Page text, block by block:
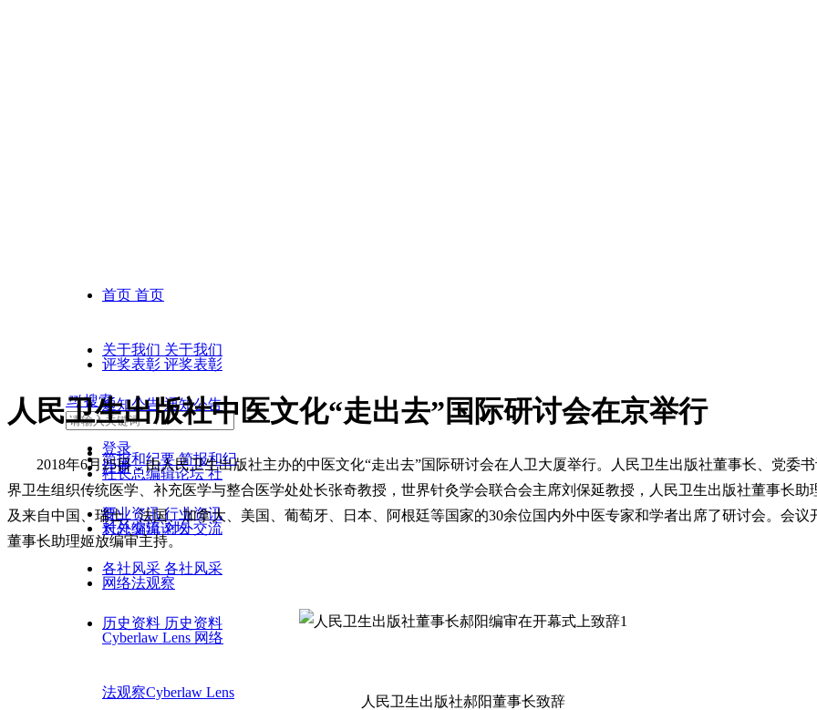
首页 首页
关于我们 关于我们
通知公告 通知公告
简报和纪要 简报和纪
要
行业资讯 行业资讯
各社风采 各社风采
历史资料 历史资料
评奖表彰 评奖表彰
编辑策划 编辑策划
社长总编辑论坛 社
长总编辑论坛
对外交流 对外交流
网络法观察
Cyberlaw Lens 网络
法观察Cyberlaw Lens
끠 搜索
登录
注册
人民卫生出版社中医文化“走出去”国际研讨会在京举行
2018年6月25日，由人民卫生出版社主办的中医文化“走出去”国际研讨会在人卫大厦举行。人民卫生出版社董事长、党委
界卫生组织传统医学、补充医学与整合医学处处长张奇教授，世界针灸学会联合会主席刘保延教授，人民卫生出版社董事长助
及来自中国、瑞士、法国、加拿大、美国、葡萄牙、日本、阿根廷等国家的30余位国内外中医专家和学者出席了研讨会。会议
董事长助理姬放编审主持。
人民卫生出版社郝阳董事长致辞